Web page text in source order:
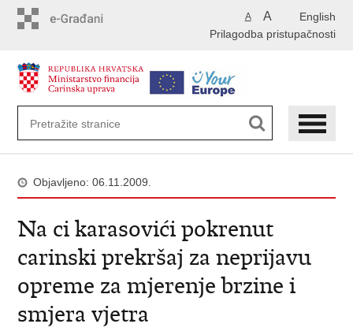
English
A A
Prilagodba pristupačnosti
Objavljeno: 06.11.2009.
Na ci karasovići pokrenut
carinski prekršaj za neprijavu
opreme za mjerenje brzine i
smjera vjetra